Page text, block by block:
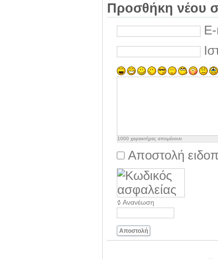
Προσθήκη νέου
1000 χαρακτήρες απομένουν
Αποστολή
Ανανέωση
Αποστολή